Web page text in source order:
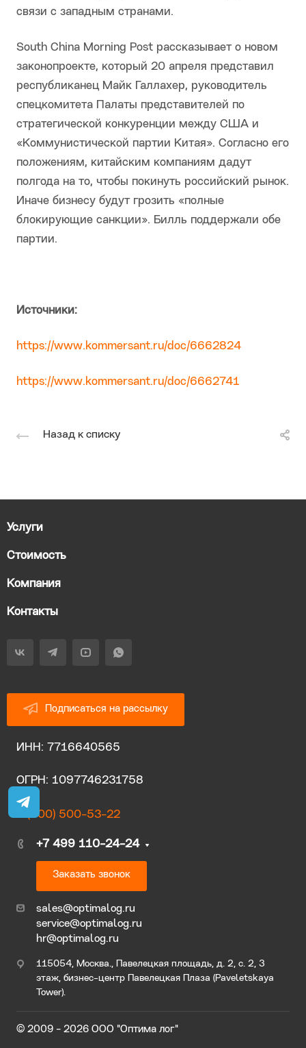
связи с западным странами.
South China Morning Post рассказывает о новом
законопроекте, который 20 апреля представил
республиканец Майк Галлахер, руководитель
спецкомитета Палаты представителей по
стратегической конкуренции между США и
«Коммунистической партии Китая». Согласно его
положениям, китайским компаниям дадут
полгода на то, чтобы покинуть российский рынок.
Иначе бизнесу будут грозить «полные
блокирующие санкции». Билль поддержали обе
партии.
Источники:
https://www.kommersant.ru/doc/6662824
https://www.kommersant.ru/doc/6662741
Назад к списку
Услуги
Стоимость
Компания
Контакты
Подписаться на рассылку
ИНН: 7716640565
ОГРН: 1097746231758
8 (800) 500-53-22
+7 499 110-24-24
Заказать звонок
sales@optimalog.ru
service@optimalog.ru
hr@optimalog.ru
115054, Москва., Павелецкая площадь, д. 2, с. 2, 3
этаж, бизнес-центр Павелецкая Плаза (Paveletskaya
Tower).
© 2009 - 2026 ООО "Оптима лог"